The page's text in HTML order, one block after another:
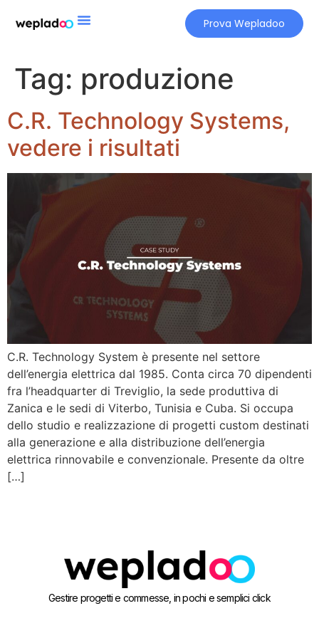
Prova Wepladoo
Tag: produzione
C.R. Technology Systems,
vedere i risultati
C.R. Technology System è presente nel settore
dell’energia elettrica dal 1985. Conta circa 70 dipendenti
fra l’headquarter di Treviglio, la sede produttiva di
Zanica e le sedi di Viterbo, Tunisia e Cuba. Si occupa
dello studio e realizzazione di progetti custom destinati
alla generazione e alla distribuzione dell’energia
elettrica rinnovabile e convenzionale. Presente da oltre
[…]
Gestire progetti e commesse, in pochi e semplici click